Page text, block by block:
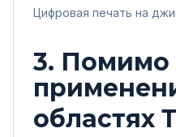
Цифровая печать на
3. Помимо
областях